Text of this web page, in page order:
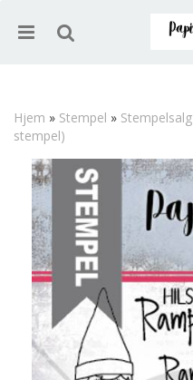
Hjem » Stempel » Stempelsalg
stempel)